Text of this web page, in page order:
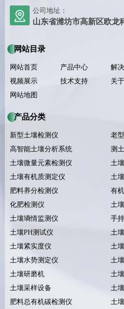
公司地址：
山东省潍坊市高新区欧龙
网站目录
网站首页 产品中心 解
视频展示
技术支持 关
网站地图
产品分类
新型土壤检测仪
老
高智能土壤分析系统
测
土壤微量元素检测仪
土
土壤有机质测定仪
土
肥料养分检测仪
有
化肥检测仪
土
土壤墒情监测仪
手
土壤PH测试仪
土
土壤紧实度仪
土
土壤水势测定仪
土
土壤研磨机
土
土壤采样设备
土
肥料总有机碳检测仪
土